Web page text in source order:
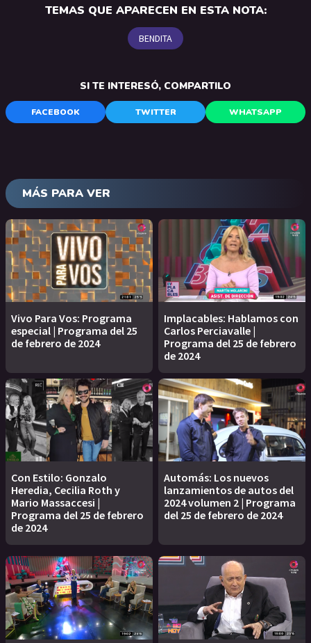
TEMAS QUE APARECEN EN ESTA NOTA:
BENDITA
SI TE INTERESÓ, COMPARTILO
FACEBOOK TWITTER WHATSAPP
MÁS PARA VER
Vivo Para Vos: Programa
especial | Programa del 25
de febrero de 2024
Implacables: Hablamos con
Carlos Perciavalle |
Programa del 25 de febrero
de 2024
Con Estilo: Gonzalo
Heredia, Cecilia Roth y
Mario Massaccesi |
Programa del 25 de febrero
de 2024
Automás: Los nuevos
lanzamientos de autos del
2024 volumen 2 | Programa
del 25 de febrero de 2024